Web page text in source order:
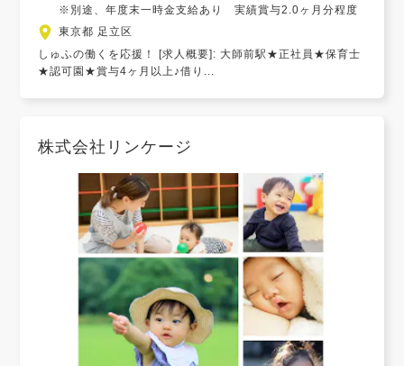
※別途、年度末一時金支給あり 実績賞与2.0ヶ月分程度
東京都 足立区
しゅふの働くを応援！ [求人概要]: 大師前駅★正社員★保育士
★認可園★賞与4ヶ月以上♪借り...
株式会社リンケージ